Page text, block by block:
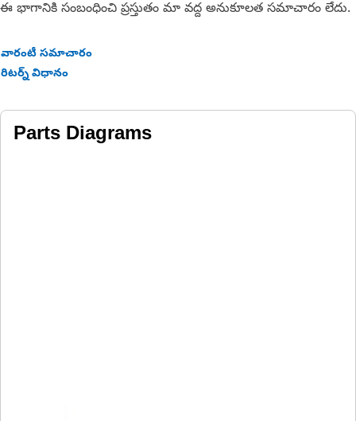
ఈ భాగానికి సంబంధించి ప్రస్తుతం మా వద్ద అనుకూలత సమాచారం లేదు.
వారంటీ సమాచారం
రిటర్న్ విధానం
Parts Diagrams